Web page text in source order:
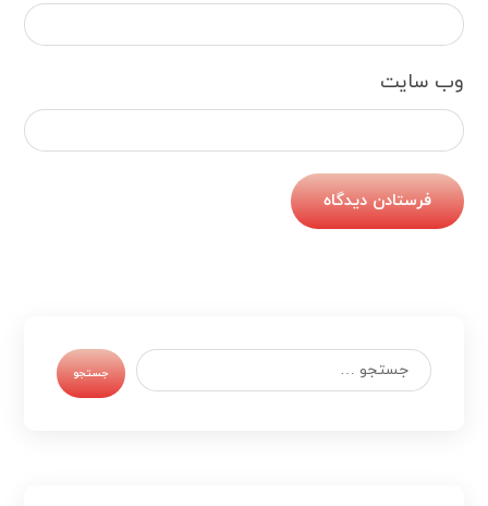
وب‌ سایت
فرستادن دیدگاه
جستجو